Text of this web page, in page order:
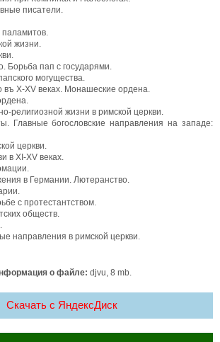
писатели.
жизни.
Борьба пап с государями.
могущества.
X-XV веках. Монашеские ордена.
религиозной жизни в римской церкви.
Главные богословские направления на западе:
церкви.
в XI-XV веках.
в Германии. Лютеранство.
с протестантством.
обществ.
направления в римской церкви.
о файле: djvu, 8 mb.
Скачать c ЯндексДиск